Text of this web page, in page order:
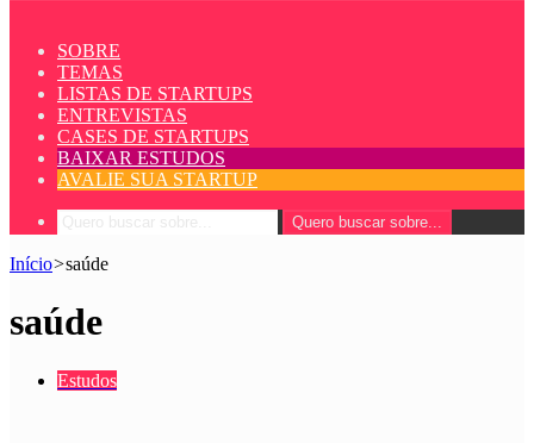
SOBRE
TEMAS
LISTAS DE STARTUPS
ENTREVISTAS
CASES DE STARTUPS
BAIXAR ESTUDOS
AVALIE SUA STARTUP
Quero buscar sobre...
Início>saúde
saúde
Estudos